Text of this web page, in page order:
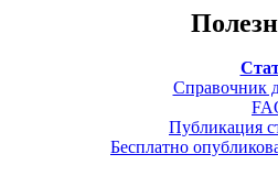
Справочник
Публикация
Бесплатно